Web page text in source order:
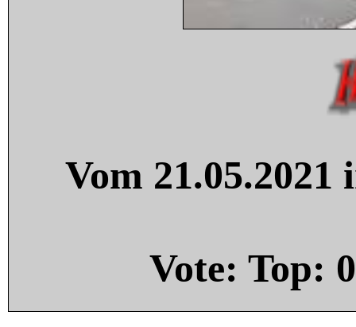
Vom
Vote: Top: 0